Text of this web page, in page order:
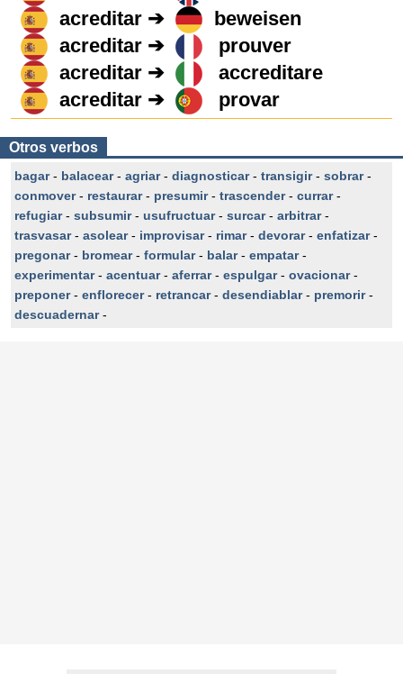
acreditar ➔
beweisen
acreditar ➔
prouver
acreditar ➔
accreditare
acreditar ➔
provar
Otros verbos
bagar- balacear- agriar- diagnosticar- transigir- sobrar-
conmover- restaurar- presumir- trascender- currar-
refugiar- subsumir- usufructuar- surcar- arbitrar-
trasvasar- asolear- improvisar- rimar- devorar- enfatizar-
pregonar- bromear- formular- balar- empatar-
experimentar- acentuar- aferrar- espulgar- ovacionar-
preponer- enflorecer- retrancar- desendiablar- premorir-
descuadernar-